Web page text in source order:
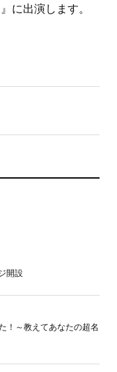
に出演します。
開設
！～教えてあなたの超名